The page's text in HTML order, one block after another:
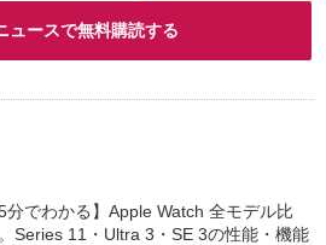
ュースで無料購読する
5分でわかる】Apple Watch 全モデル比
Series 11・Ultra 3・SE 3の性能・機能